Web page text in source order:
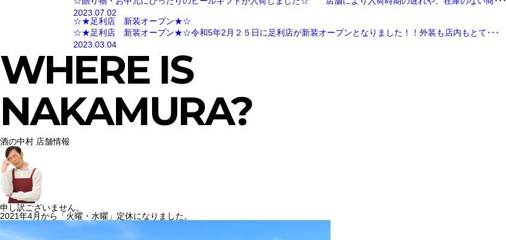
2023.07.02
☆★足利店 新装オープン★☆
☆★足利店 新装オープン★☆令和5年2月２５日に足利店が新装オープンとなりました！！外装も店内もとて･･･
2023.03.04
WHERE IS
NAKAMURA?
酒の中村 店舗情報
申し訳ございません。
2021年4月から「火曜・水曜」定休になりました。